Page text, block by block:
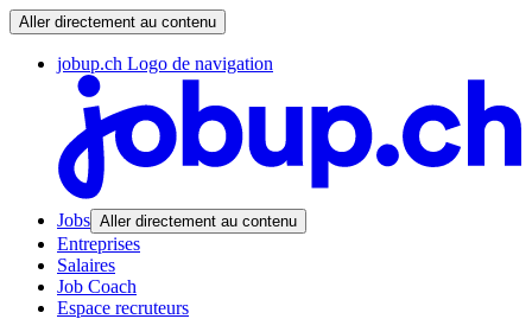
Aller directement au contenu
jobup.ch Logo de navigation
Jobs Aller directement au contenu
Entreprises
Salaires
Job Coach
Espace recruteurs